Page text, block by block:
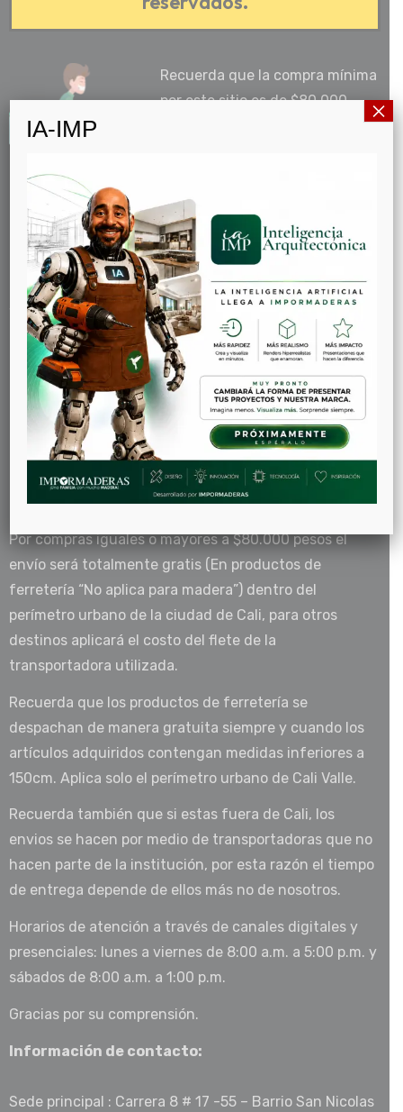
Recuerda que la compra mínima
por este sitio es de $80.000
emitidos por el Gobierno
Nacional, la recogida del material adquirido en la
tienda online y/o demás medios digitales o físicos,
deberá ser programado por el cliente a través de
WhatsApp o con su asesor comercial.
Las entregas serán programadas a partir del jueves 30
de Abril de 2020.
Estimado cliente, antes de finalizar su transacción
revise bien su carrito de compras, ya que después de
ejecutada la venta, será aplicable la política de
garantía cambios y devoluciones informada en esta
página Web.
Por compras iguales o mayores a $80.000 pesos el
envío será totalmente gratis (En productos de
ferretería “No aplica para madera”) dentro del
perímetro urbano de la ciudad de Cali, para otros
destinos aplicará el costo del flete de la
transportadora utilizada.
Recuerda que los productos de ferretería se
despachan de manera gratuita siempre y cuando los
artículos adquiridos contengan medidas inferiores a
150cm. Aplica solo el perímetro urbano de Cali Valle.
Recuerda también que si estas fuera de Cali, los
envios se hacen por medio de transportadoras que no
hacen parte de la institución, por esta razón el tiempo
de entrega depende de ellos más no de nosotros.
Horarios de atención a través de canales digitales y
presenciales: lunes a viernes de 8:00 a.m. a 5:00 p.m. y
sábados de 8:00 a.m. a 1:00 p.m.
Gracias por su comprensión.
Información de contacto:
Sede principal : Carrera 8 # 17 -55 – Barrio San Nicolas
IA-IMP
×